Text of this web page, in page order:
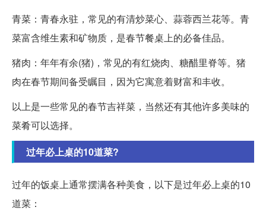
青菜：青春永驻，常见的有清炒菜心、蒜蓉西兰花等。青
菜富含维生素和矿物质，是春节餐桌上的必备佳品。
猪肉：年年有余(猪)，常见的有红烧肉、糖醋里脊等。猪
肉在春节期间备受瞩目，因为它寓意着财富和丰收。
以上是一些常见的春节吉祥菜，当然还有其他许多美味的
菜肴可以选择。
过年必上桌的10道菜?
过年的饭桌上通常摆满各种美食，以下是过年必上桌的10
道菜：